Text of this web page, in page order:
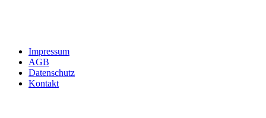
Impressum
AGB
Datenschutz
Kontakt